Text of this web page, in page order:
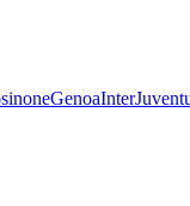
GenoaInter